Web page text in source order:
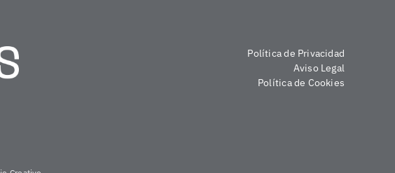
Política de Privacidad
Aviso Legal
Política de Cookies